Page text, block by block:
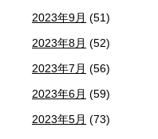
2023年9月 (51)
2023年8月 (52)
2023年7月 (56)
2023年6月 (59)
2023年5月 (73)